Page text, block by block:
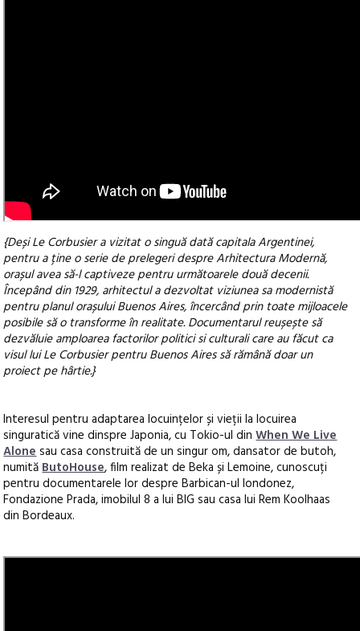
{Deși Le Corbusier a vizitat o singuă dată capitala Argentinei,
pentru a ține o serie de prelegeri despre Arhitectura Modernă,
orașul avea să-l captiveze pentru următoarele două decenii.
Începând din 1929, arhitectul a dezvoltat viziunea sa modernistă
pentru planul orașului Buenos Aires, încercând prin toate mijloacele
posibile să o transforme în realitate. Documentarul reușește să
dezvăluie amploarea factorilor politici si culturali care au făcut ca
visul lui Le Corbusier pentru Buenos Aires să rămână doar un
proiect pe hârtie.}
Interesul pentru adaptarea locuințelor și vieții la locuirea
singuratică vine dinspre Japonia, cu Tokio-ul dinWhen We Live
Alonesau casa construită de un singur om, dansator de butoh,
numităButoHouse, film realizat de Beka și Lemoine, cunoscuți
pentru documentarele lor despre Barbican-ul londonez,
Fondazione Prada, imobilul 8 a lui BIG sau casa lui Rem Koolhaas
din Bordeaux.